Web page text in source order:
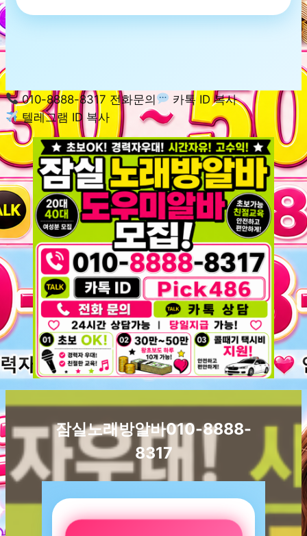
010-8888-8317 전화문의
카톡 ID 복사
텔레그램 ID 복사
잠실노래방알바010-8888-
8317